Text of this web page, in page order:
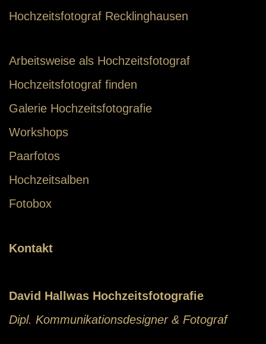
Hochzeitsfotograf Recklinghausen
Arbeitsweise als Hochzeitsfotograf
Hochzeitsfotograf finden
Galerie Hochzeitsfotografie
Workshops
Paarfotos
Hochzeitsalben
Fotobox
Kontakt
David Hallwas Hochzeitsfotografie
Dipl. Kommunikationsdesigner & Fotograf